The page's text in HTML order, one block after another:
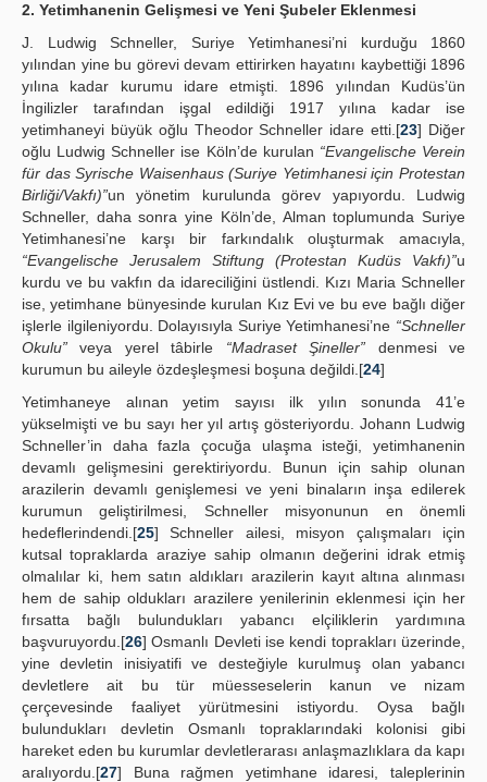
2. Yetimhanenin Gelişmesi ve Yeni Şubeler Eklenmesi
J. Ludwig Schneller, Suriye Yetimhanesi’ni kurduğu 1860
yılından yine bu görevi devam ettirirken hayatını kaybettiği 1896
yılına kadar kurumu idare etmişti. 1896 yılından Kudüs’ün
İngilizler tarafından işgal edildiği 1917 yılına kadar ise
yetimhaneyi büyük oğlu Theodor Schneller idare etti.[23] Diğer
oğlu Ludwig Schneller ise Köln’de kurulan “Evangelische Verein
für das Syrische Waisenhaus (Suriye Yetimhanesi için Protestan
Birliği/Vakfı)”un yönetim kurulunda görev yapıyordu. Ludwig
Schneller, daha sonra yine Köln’de, Alman toplumunda Suriye
Yetimhanesi’ne karşı bir farkındalık oluşturmak amacıyla,
“Evangelische Jerusalem Stiftung (Protestan Kudüs Vakfı)”u
kurdu ve bu vakfın da idareciliğini üstlendi. Kızı Maria Schneller
ise, yetimhane bünyesinde kurulan Kız Evi ve bu eve bağlı diğer
işlerle ilgileniyordu. Dolayısıyla Suriye Yetimhanesi’ne “Schneller
Okulu” veya yerel tâbirle “Madraset Şineller” denmesi ve
kurumun bu aileyle özdeşleşmesi boşuna değildi.[24]
Yetimhaneye alınan yetim sayısı ilk yılın sonunda 41’e
yükselmişti ve bu sayı her yıl artış gösteriyordu. Johann Ludwig
Schneller’in daha fazla çocuğa ulaşma isteği, yetimhanenin
devamlı gelişmesini gerektiriyordu. Bunun için sahip olunan
arazilerin devamlı genişlemesi ve yeni binaların inşa edilerek
kurumun geliştirilmesi, Schneller misyonunun en önemli
hedeflerindendi.[25] Schneller ailesi, misyon çalışmaları için
kutsal topraklarda araziye sahip olmanın değerini idrak etmiş
olmalılar ki, hem satın aldıkları arazilerin kayıt altına alınması
hem de sahip oldukları arazilere yenilerinin eklenmesi için her
fırsatta bağlı bulundukları yabancı elçiliklerin yardımına
başvuruyordu.[26] Osmanlı Devleti ise kendi toprakları üzerinde,
yine devletin inisiyatifi ve desteğiyle kurulmuş olan yabancı
devletlere ait bu tür müesseselerin kanun ve nizam
çerçevesinde faaliyet yürütmesini istiyordu. Oysa bağlı
bulundukları devletin Osmanlı topraklarındaki kolonisi gibi
hareket eden bu kurumlar devletlerarası anlaşmazlıklara da kapı
aralıyordu.[27] Buna rağmen yetimhane idaresi, taleplerinin